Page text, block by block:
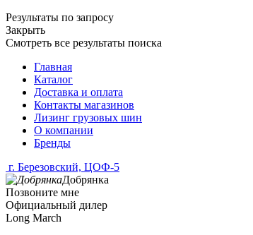
Результаты по запросу
Закрыть
Смотреть все результаты поиска
Главная
Каталог
Доставка и оплата
Контакты магазинов
Лизинг грузовых шин
О компании
Бренды
г. Березовский, ЦОФ-5
Добрянка
Позвоните мне
Официальный дилер
Long March